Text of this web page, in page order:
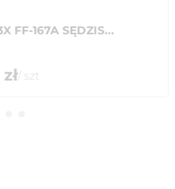
FF-167A SĘDZIS...
zł/ szt